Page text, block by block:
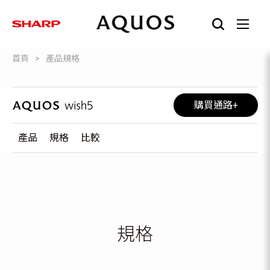
首頁 產品規格
產品 規格 比較
購買通路
規格